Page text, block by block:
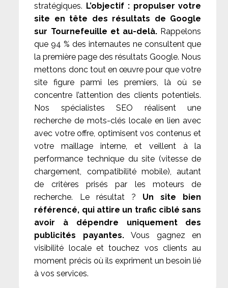
stratégiques. L’objectif : propulser votre
site en tête des résultats de Google
sur Tournefeuille et au-delà. Rappelons
que 94 % des internautes ne consultent que
la première page des résultats Google. Nous
mettons donc tout en œuvre pour que votre
site figure parmi les premiers, là où se
concentre l’attention des clients potentiels.
Nos spécialistes SEO réalisent une
recherche de mots-clés locale en lien avec
avec votre offre, optimisent vos contenus et
votre maillage interne, et veillent à la
performance technique du site (vitesse de
chargement, compatibilité mobile), autant
de critères prisés par les moteurs de
recherche. Le résultat ? Un site bien
référencé, qui attire un trafic ciblé sans
avoir à dépendre uniquement des
publicités payantes. Vous gagnez en
visibilité locale et touchez vos clients au
moment précis où ils expriment un besoin lié
à vos services.